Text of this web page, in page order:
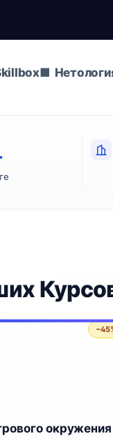
окружения